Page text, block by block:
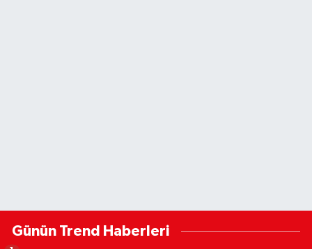
Günün Trend Haberleri